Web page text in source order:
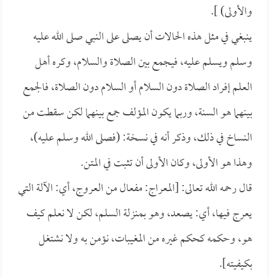
والأولى) ].
ينبغي في مثل هذه الحالات أن يصلى على النبي صلى الله عليه
وسلم ويسلم عليه، فيجمع بين الصلاة والسلام، وكره أهل
العلم إفراد الصلاة دون السلام أو السلام دون الصلاة، فالجمع
بينهما هو السنة، وربما يكون المؤلف جمع بينهما لكن سقطت من
النساخ في ذلك، وذكر أنه في نسخة: (فصلى الله وسلم عليه)،
وهذا هو الأولى، وكان الأولى أن تثبت في المتن.
قال رحمه الله تعالى: [المعراج: مفعال من العروج، أي: الآلة التي
يعرج فيها، أي: يصعد، وهو بمنزلة السلم، لكن لا نعلم كيف
هو، وحكمه كحكم غيره من المغيبات، نؤمن به ولا نشتغل
بكيفيته].